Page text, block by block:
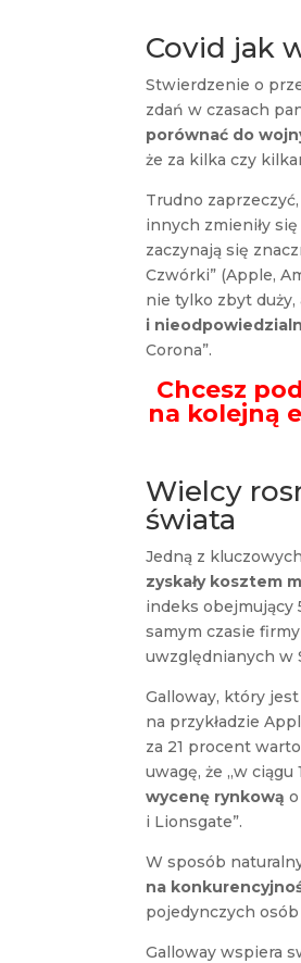
Covid jak
Stwierdzenie o
zdań w czasach
porównać do
że za kilka czy
Trudno
innych zmieniły
zaczynają się
Czwórki” (Apple,
nie tylko zbyt
i
Corona”.
Chcesz
na kolejną
Wielcy
świata
Jedną z
zyskały kosztem
indeks obejmujący
samym czasie
uwzględnianych w
Galloway, który
na przykładzie
za 21 procent
uwagę, że „w
wycenę rynkową
i Lionsgate”.
W sposób
na
pojedynczych osób
Galloway wspiera